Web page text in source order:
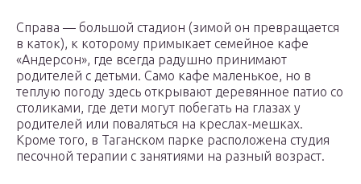
Справа — большой стадион (зимой он превращается
в каток), к которому примыкает семейное кафе
«Андерсон», где всегда радушно принимают
родителей с детьми. Само кафе маленькое, но в
теплую погоду здесь открывают деревянное патио со
столиками, где дети могут побегать на глазах у
родителей или поваляться на креслах-мешках.
Кроме того, в Таганском парке расположена студия
песочной терапии с занятиями на разный возраст.